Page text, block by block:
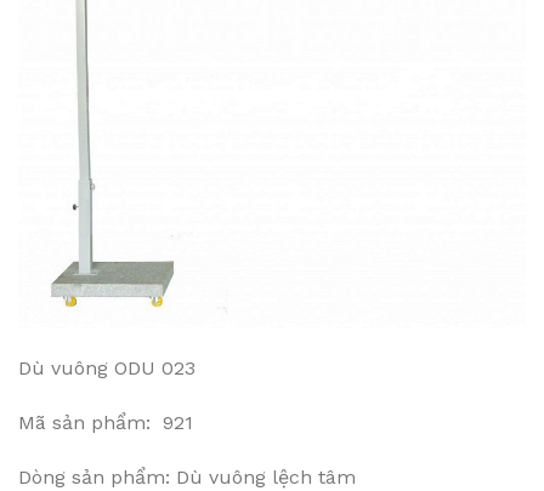
Dù vuông ODU 023
Mã sản phẩm: 921
Dòng sản phẩm: Dù vuông lệch tâm